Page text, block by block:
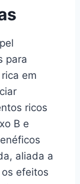
para
em
ricos
B e
aliada a
efeitos